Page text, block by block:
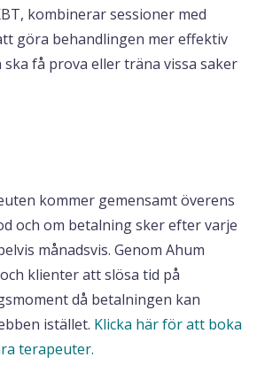
kombinerar sessioner med
göra behandlingen mer effektiv
få prova eller träna vissa saker
kommer gemensamt överens
och om betalning sker efter varje
månadsvis. Genom Ahum
klienter att slösa tid på
då betalningen kan
istället. Klicka här för att boka
terapeuter.